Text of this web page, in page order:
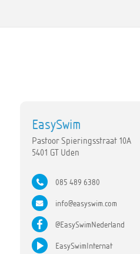
EasySwim
Pastoor Spieringsstraat 10A
5401 GT Uden
085 489 6380
info@easyswim.com
@EasySwimNederland
EasySwimInternat